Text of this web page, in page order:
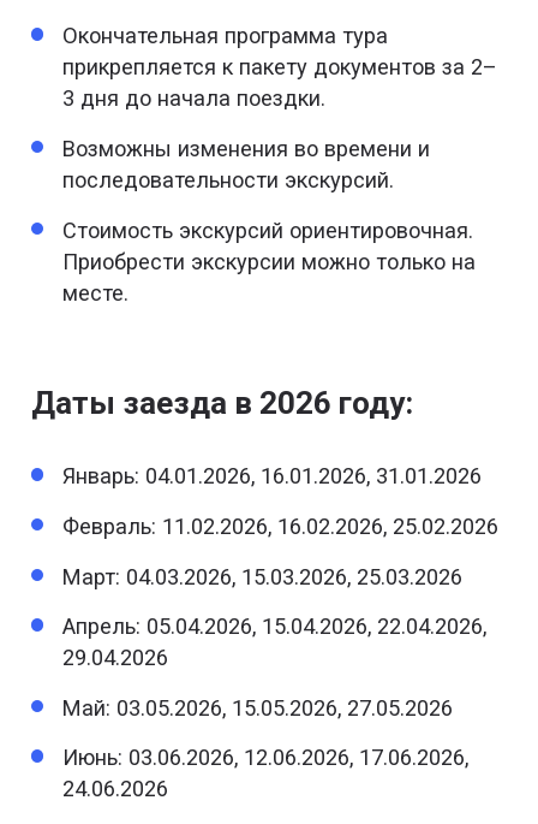
Окончательная программа тура
прикрепляется к пакету документов за 2–
3 дня до начала поездки.
Возможны изменения во времени и
последовательности экскурсий.
Стоимость экскурсий ориентировочная.
Приобрести экскурсии можно только на
месте.
Даты заезда в 2026 году:
Январь: 04.01.2026, 16.01.2026, 31.01.2026
Февраль: 11.02.2026, 16.02.2026, 25.02.2026
Март: 04.03.2026, 15.03.2026, 25.03.2026
Апрель: 05.04.2026, 15.04.2026, 22.04.2026,
29.04.2026
Май: 03.05.2026, 15.05.2026, 27.05.2026
Июнь: 03.06.2026, 12.06.2026, 17.06.2026,
24.06.2026